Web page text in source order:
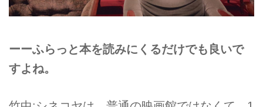
ーーふらっと本を読みにくるだけでも良いで
すよね。